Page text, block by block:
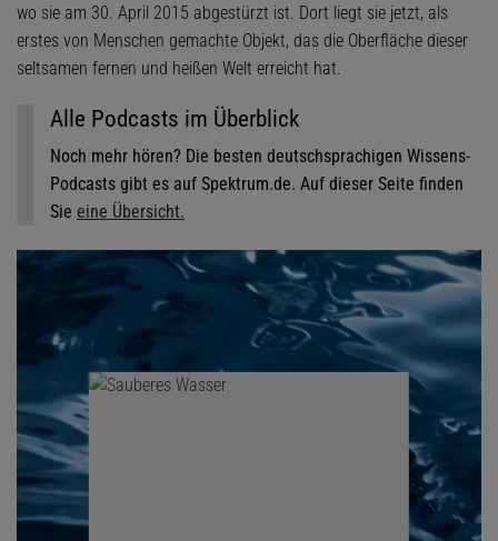
wo sie am 30. April 2015 abgestürzt ist. Dort liegt sie jetzt, als
erstes von Menschen gemachte Objekt, das die Oberfläche dieser
seltsamen fernen und heißen Welt erreicht hat.
Alle Podcasts im Überblick
Noch mehr hören? Die besten deutschsprachigen Wissens-
Podcasts gibt es auf Spektrum.de. Auf dieser Seite finden
Sie eine Übersicht.